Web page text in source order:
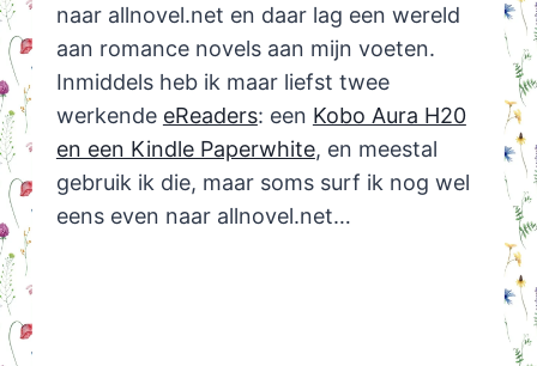
naar allnovel.net en daar lag een wereld
aan romance novels aan mijn voeten.
Inmiddels heb ik maar liefst twee
werkende eReaders: een Kobo Aura H20
en een Kindle Paperwhite, en meestal
gebruik ik die, maar soms surf ik nog wel
eens even naar allnovel.net…